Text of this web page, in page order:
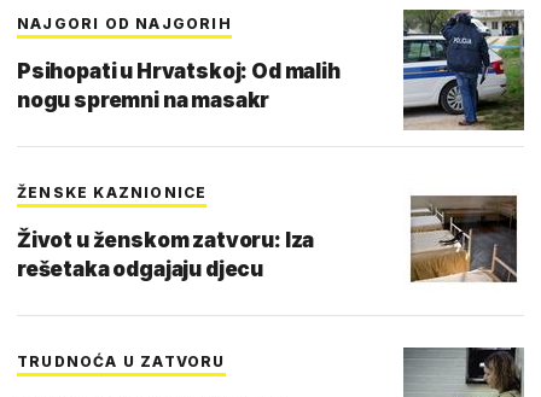
NAJGORI OD NAJGORIH
Psihopati u Hrvatskoj: Od malih
nogu spremni na masakr
ŽENSKE KAZNIONICE
Život u ženskom zatvoru: Iza
rešetaka odgajaju djecu
TRUDNOĆA U ZATVORU